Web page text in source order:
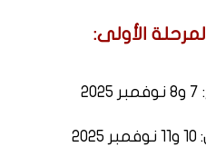
الأولى: